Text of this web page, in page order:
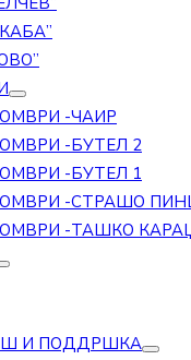
-ЧАИР
-БУТЕЛ 2
-БУТЕЛ 1
-СТРАШО
-ТАШКО
И ПОДДРШКА